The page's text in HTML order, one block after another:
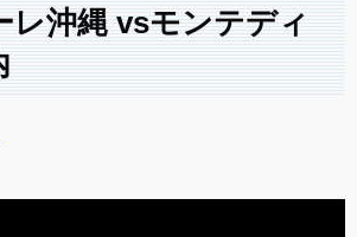
レ沖縄 vsモンテディ